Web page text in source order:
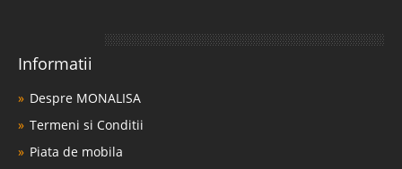
Informatii
Despre MONALISA
Termeni si Conditii
Piata de mobila